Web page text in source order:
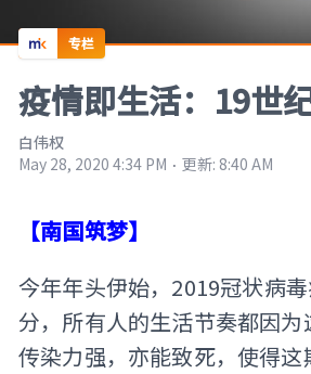
专栏
疫情即生活：19世
白伟权
May 28, 2020 4:34 PM ⋅ 更新: 8:40 AM
【南国筑梦】
今年年头伊始，2019冠状病
分，所有人的生活节奏都因
传染力强，亦能致死，使得